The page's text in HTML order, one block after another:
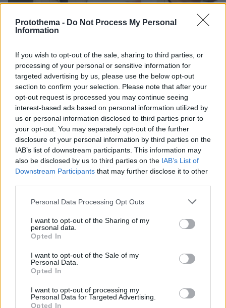
Protothema - Do Not Process My Personal
Information
If you wish to opt-out of the sale, sharing to third parties, or
processing of your personal or sensitive information for
targeted advertising by us, please use the below opt-out
section to confirm your selection. Please note that after your
opt-out request is processed you may continue seeing
interest-based ads based on personal information utilized by
us or personal information disclosed to third parties prior to
your opt-out. You may separately opt-out of the further
disclosure of your personal information by third parties on the
IAB’s list of downstream participants. This information may
also be disclosed by us to third parties on the IAB’s List of
Downstream Participants that may further disclose it to other
Please note that this website/app uses one or more Google
not limited to your visit or usage behaviour. You may click to
grant or deny consent to Google and its third-party tags to
use your data for below specified purposes in below Google
consent section.
Personal Data Processing Opt Outs
I want to opt-out of the Sharing of my
personal data.
Opted In
I want to opt-out of the Sale of my
Personal Data.
Opted In
I want to opt-out of processing my
Personal Data for Targeted Advertising.
Opted In
Ζεστά ή κρύα; Ποια θερμοκρασία των τροφίμων ευνοεί
πέψη, διάθεση και ύπνο
Η θερμοκρασία των ποτών και τροφίμων που
καταναλώνουμε δεν είναι απλώς μια «αθώα»
προτίμηση, βασισμένη στα προσωπικά μας γούστα,
αλλά μια καθημερινή επιλογή με δυνητικά
σημαντικές συνέπειες υγείας